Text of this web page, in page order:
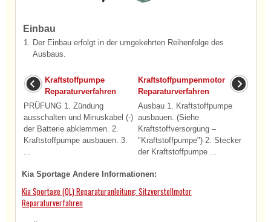
Einbau
1. Der Einbau erfolgt in der umgekehrten Reihenfolge des
Ausbaus.
Kraftstoffpumpe
Reparaturverfahren
PRÜFUNG 1. Zündung
ausschalten und Minuskabel (-)
der Batterie abklemmen. 2.
Kraftstoffpumpe ausbauen. 3.
...
Kraftstoffpumpenmotor
Reparaturverfahren
Ausbau 1. Kraftstoffpumpe
ausbauen. (Siehe
Kraftstoffversorgung –
"Kraftstoffpumpe") 2. Stecker
der Kraftstoffpumpe ...
Kia Sportage Andere Informationen:
Kia Sportage (QL) Reparaturanleitung: Sitzverstellmotor
Reparaturverfahren